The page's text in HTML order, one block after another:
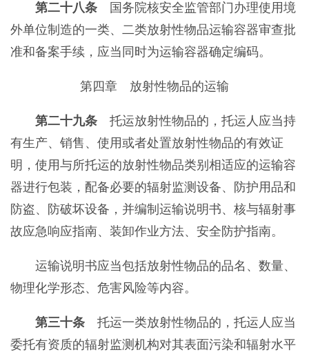
第二十八条国务院核安全监管部门办理使用境
外单位制造的一类、二类放射性物品运输容器审查批
准和备案手续，应当同时为运输容器确定编码。
第四章 放射性物品的运输
第二十九条托运放射性物品的，托运人应当持
有生产、销售、使用或者处置放射性物品的有效证
明，使用与所托运的放射性物品类别相适应的运输容
器进行包装，配备必要的辐射监测设备、防护用品和
防盗、防破坏设备，并编制运输说明书、核与辐射事
故应急响应指南、装卸作业方法、安全防护指南。
运输说明书应当包括放射性物品的品名、数量、
物理化学形态、危害风险等内容。
第三十条托运一类放射性物品的，托运人应当
委托有资质的辐射监测机构对其表面污染和辐射水平